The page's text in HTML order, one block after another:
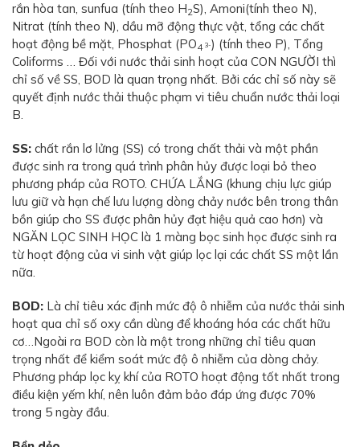
rắn hòa tan, sunfua (tính theo H2S), Amoni(tính theo N),
Nitrat (tính theo N), dầu mỡ động thực vật, tổng các chất
hoạt động bề mặt, Phosphat (PO4 3-) (tính theo P), Tổng
Coliforms … Đối với nước thải sinh hoạt của CON NGƯỜI thì
chỉ số về SS, BOD là quan trọng nhất. Bởi các chỉ số này sẽ
quyết định nước thải thuộc phạm vi tiêu chuẩn nước thải loại
B.
SS: chất rắn lơ lửng (SS) có trong chất thải và một phần
được sinh ra trong quá trình phân hủy được loại bỏ theo
phương pháp của ROTO. CHỨA LẮNG (khung chịu lực giúp
lưu giữ và hạn chế lưu lượng dòng chảy nước bên trong thân
bồn giúp cho SS được phân hủy đạt hiệu quả cao hơn) và
NGĂN LỌC SINH HỌC là 1 màng bọc sinh học được sinh ra
từ hoạt động của vi sinh vật giúp lọc lại các chất SS một lần
nữa.
BOD: Là chỉ tiêu xác định mức độ ô nhiễm của nước thải sinh
hoạt qua chỉ số oxy cần dùng để khoáng hóa các chất hữu
cơ…Ngoài ra BOD còn là một trong những chỉ tiêu quan
trọng nhất để kiểm soát mức độ ô nhiễm của dòng chảy.
Phương pháp lọc kỵ khí của ROTO hoạt động tốt nhất trong
điều kiện yếm khí, nên luôn đảm bảo đáp ứng được 70%
trong 5 ngày đầu.